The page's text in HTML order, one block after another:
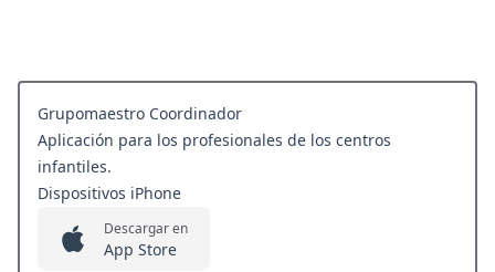
Grupomaestro Coordinador
Aplicación para los profesionales de los centros
infantiles.
Dispositivos iPhone
Descargar en
App Store